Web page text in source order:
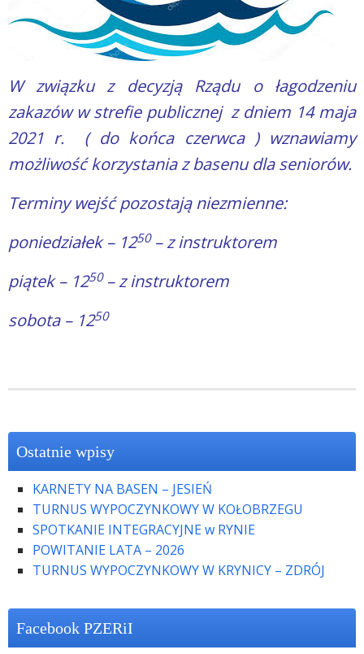
W związku z decyzją Rządu o łagodzeniu
zakazów w strefie publicznej z dniem 14 maja
2021 r. ( do końca czerwca ) wznawiamy
możliwość korzystania z basenu dla seniorów.
Terminy wejść pozostają niezmienne:
poniedziałek – 1250 – z instruktorem
piątek – 1250 – z instruktorem
sobota – 1250
Ostatnie wpisy
KARNETY NA BASEN – JESIEŃ
TURNUS WYPOCZYNKOWY W KOŁOBRZEGU
SPOTKANIE INTEGRACYJNE w RYNIE
POWITANIE LATA – 2026
TURNUS WYPOCZYNKOWY W KRYNICY – ZDRÓJ
Facebook PZERiI